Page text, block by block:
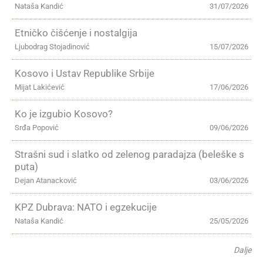
31/07/2026
Nataša Kandić
Etničko čišćenje i nostalgija
15/07/2026
Ljubodrag Stojadinović
Kosovo i Ustav Republike Srbije
17/06/2026
Mijat Lakićević
Ko je izgubio Kosovo?
09/06/2026
Srđa Popović
Strašni sud i slatko od zelenog paradajza (beleške s
puta)
03/06/2026
Dejan Atanacković
KPZ Dubrava: NATO i egzekucije
25/05/2026
Nataša Kandić
Dalje